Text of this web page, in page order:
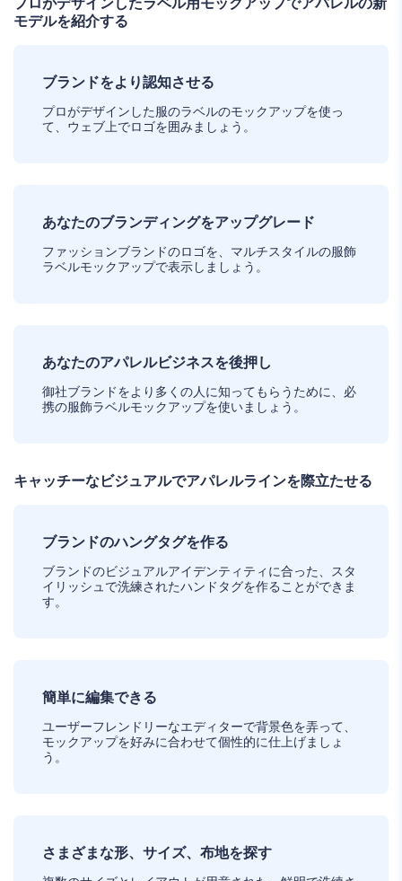
モデルを紹介する
ブランドをより認知させる
プロがデザインした服のラベルのモックアップを使っ
て、ウェブ上でロゴを囲みましょう。
あなたのブランディングをアップグレード
ファッションブランドのロゴを、マルチスタイルの服飾
ラベルモックアップで表示しましょう。
あなたのアパレルビジネスを後押し
御社ブランドをより多くの人に知ってもらうために、必
携の服飾ラベルモックアップを使いましょう。
キャッチーなビジュアルでアパレルラインを際立たせる
ブランドのハングタグを作る
ブランドのビジュアルアイデンティティに合った、スタ
イリッシュで洗練されたハンドタグを作ることができま
す。
簡単に編集できる
ユーザーフレンドリーなエディターで背景色を弄って、
モックアップを好みに合わせて個性的に仕上げましょ
う。
さまざまな形、サイズ、布地を探す